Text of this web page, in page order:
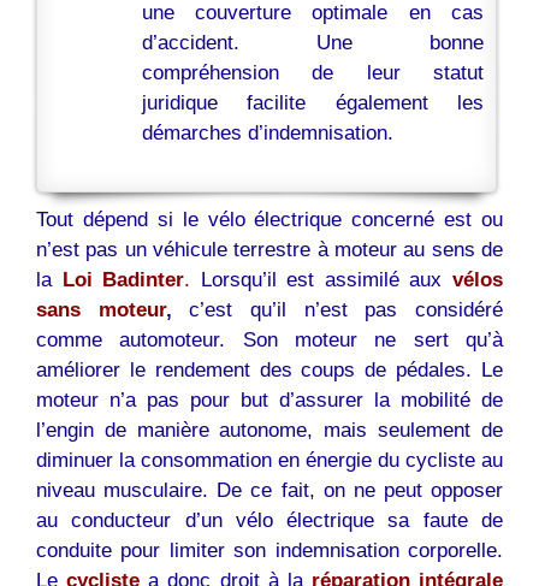
une couverture optimale en cas
d’accident. Une bonne
compréhension de leur statut
juridique facilite également les
démarches d’indemnisation.
Tout dépend si le vélo électrique concerné est ou
n’est pas un véhicule terrestre à moteur au sens de
la Loi Badinter. Lorsqu’il est assimilé auxvélos
sans moteur,c’est qu’il n’est pas considéré
comme automoteur. Son moteur ne sert qu’à
améliorer le rendement des coups de pédales. Le
moteur n’a pas pour but d’assurer la mobilité de
l’engin de manière autonome, mais seulement de
diminuer la consommation en énergie du cycliste au
niveau musculaire. De ce fait, on ne peut opposer
au conducteur d’un vélo électrique sa faute de
conduite pour limiter son indemnisation corporelle.
Le cycliste a donc droit à la réparation intégrale